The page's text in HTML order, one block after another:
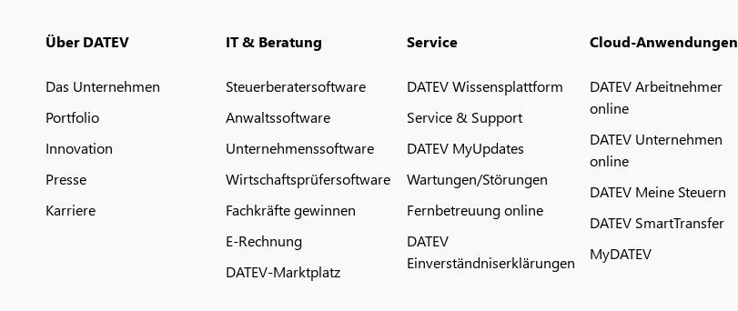
Über DATEV
Das Unternehmen
Portfolio
Innovation
Presse
Karriere
IT & Beratung
Steuerberatersoftware
Anwaltssoftware
Unternehmenssoftware
Wirtschaftsprüfersoftware
Fachkräfte gewinnen
E-Rechnung
DATEV-Marktplatz
Service
DATEV Wissensplattform
Service & Support
DATEV MyUpdates
Wartungen/Störungen
Fernbetreuung online
DATEV
Einverständniserklärungen
Cloud-Anwendungen
DATEV Arbeitnehmer
online
DATEV Unternehmen
online
DATEV Meine Steuern
DATEV SmartTransfer
MyDATEV